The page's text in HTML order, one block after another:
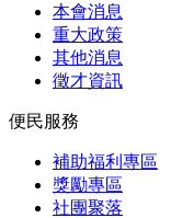
本會消息
重大政策
其他消息
徵才資訊
便民服務
補助福利專區
獎勵專區
社團聚落